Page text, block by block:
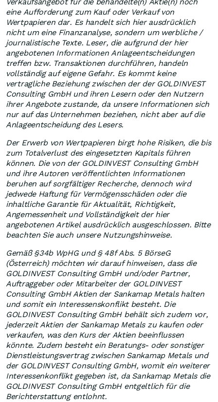
eine Aufforderung zum Kauf oder Verkauf von
Wertpapieren dar. Es handelt sich hier ausdrücklich
nicht um eine Finanzanalyse, sondern um werbliche /
journalistische Texte. Leser, die aufgrund der hier
angebotenen Informationen Anlageentscheidungen
treffen bzw. Transaktionen durchführen, handeln
vollständig auf eigene Gefahr. Es kommt keine
vertragliche Beziehung zwischen der der GOLDINVEST
Consulting GmbH und ihren Lesern oder den Nutzern
ihrer Angebote zustande, da unsere Informationen sich
nur auf das Unternehmen beziehen, nicht aber auf die
Anlageentscheidung des Lesers.
Der Erwerb von Wertpapieren birgt hohe Risiken, die bis
zum Totalverlust des eingesetzten Kapitals führen
können. Die von der GOLDINVEST Consulting GmbH
und ihre Autoren veröffentlichten Informationen
beruhen auf sorgfältiger Recherche, dennoch wird
jedwede Haftung für Vermögensschäden oder die
inhaltliche Garantie für Aktualität, Richtigkeit,
Angemessenheit und Vollständigkeit der hier
angebotenen Artikel ausdrücklich ausgeschlossen. Bitte
beachten Sie auch unsere Nutzungshinweise.
Gemäß §34b WpHG und § 48f Abs. 5 BörseG
(Österreich) möchten wir darauf hinweisen, dass die
GOLDINVEST Consulting GmbH und/oder Partner,
Auftraggeber oder Mitarbeiter der GOLDINVEST
Consulting GmbH Aktien der Sankamap Metals halten
und somit ein Interessenskonflikt besteht. Die
GOLDINVEST Consulting GmbH behält sich zudem vor,
jederzeit Aktien der Sankamap Metals zu kaufen oder
verkaufen, was den Kurs der Aktien beeinflussen
könnte. Zudem besteht ein Beratungs- oder sonstiger
Dienstleistungsvertrag zwischen Sankamap Metals und
der GOLDINVEST Consulting GmbH, womit ein weiterer
Interessenkonflikt gegeben ist, da Sankamap Metals die
GOLDINVEST Consulting GmbH entgeltlich für die
Berichterstattung entlohnt.